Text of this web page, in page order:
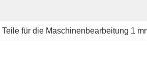
Teile für die Maschinenbearbeitung 1